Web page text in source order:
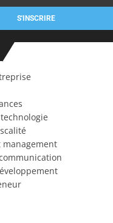
S'INSCRIRE
management